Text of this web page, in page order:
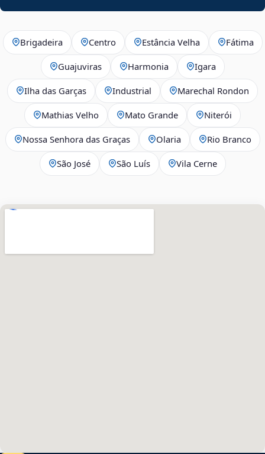
Brigadeira Centro Estância Velha Fátima
Guajuviras Harmonia Igara
Ilha das Garças Industrial Marechal Rondon
Mathias Velho Mato Grande Niterói
Nossa Senhora das Graças Olaria Rio Branco
São José São Luís Vila Cerne